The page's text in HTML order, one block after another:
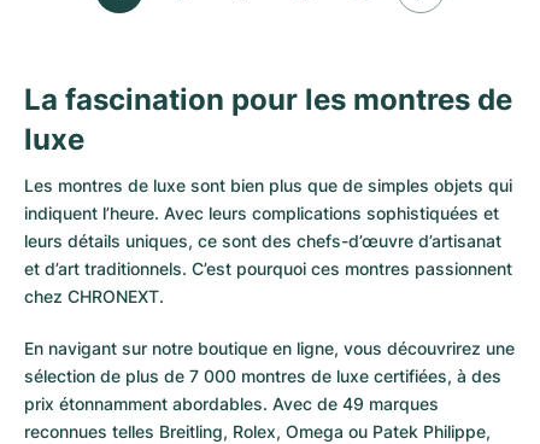
La fascination pour les montres de
luxe
Les montres de luxe sont bien plus que de simples objets qui
indiquent l’heure. Avec leurs complications sophistiquées et
leurs détails uniques, ce sont des chefs-d’œuvre d’artisanat
et d’art traditionnels. C’est pourquoi ces montres passionnent
chez CHRONEXT.
En navigant sur notre boutique en ligne, vous découvrirez une
sélection de plus de 7 000 montres de luxe certifiées, à des
prix étonnamment abordables. Avec de 49 marques
reconnues telles Breitling, Rolex, Omega ou Patek Philippe,